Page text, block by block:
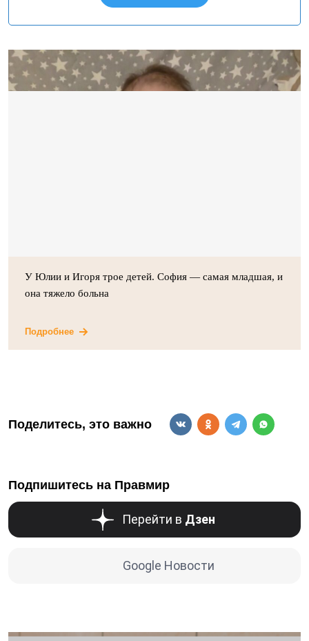
У Юлии и Игоря трое детей. София — самая младшая, и
она тяжело больна
Подробнее
Поделитесь, это важно
Подпишитесь на Правмир
Перейти в Дзен
Google Новости